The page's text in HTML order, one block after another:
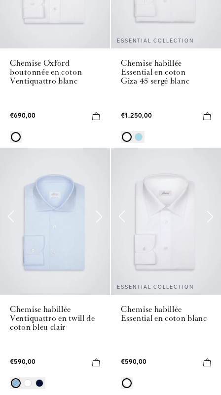
Chemise Oxford
boutonnée en coton
Ventiquattro blanc
€690,00
ESSENTIAL COLLECTION
Chemise habillée
Essential en coton
Giza 45 sergé blanc
€1.250,00
Chemise habillée
Ventiquattro en twill de
coton bleu clair
€590,00
ESSENTIAL COLLECTION
Chemise habillée
Essential en coton blanc
€590,00